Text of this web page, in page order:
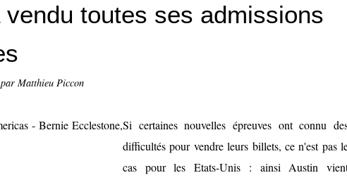
toutes ses admissions
par Matthieu Piccon
Si certaines nouvelles épreuves ont connu
difficultés pour vendre leurs billets, ce n'est pas
cas pour les Etats-Unis : ainsi Austin